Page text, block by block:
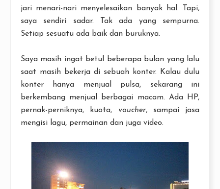
jari menari-nari menyelesaikan banyak hal. Tapi,
saya sendiri sadar. Tak ada yang sempurna.
Setiap sesuatu ada baik dan buruknya.
Saya masih ingat betul beberapa bulan yang lalu
saat masih bekerja di sebuah konter. Kalau dulu
konter hanya menjual pulsa, sekarang ini
berkembang menjual berbagai macam. Ada HP,
pernak-perniknya, kuota, voucher, sampai jasa
mengisi lagu, permainan dan juga video.